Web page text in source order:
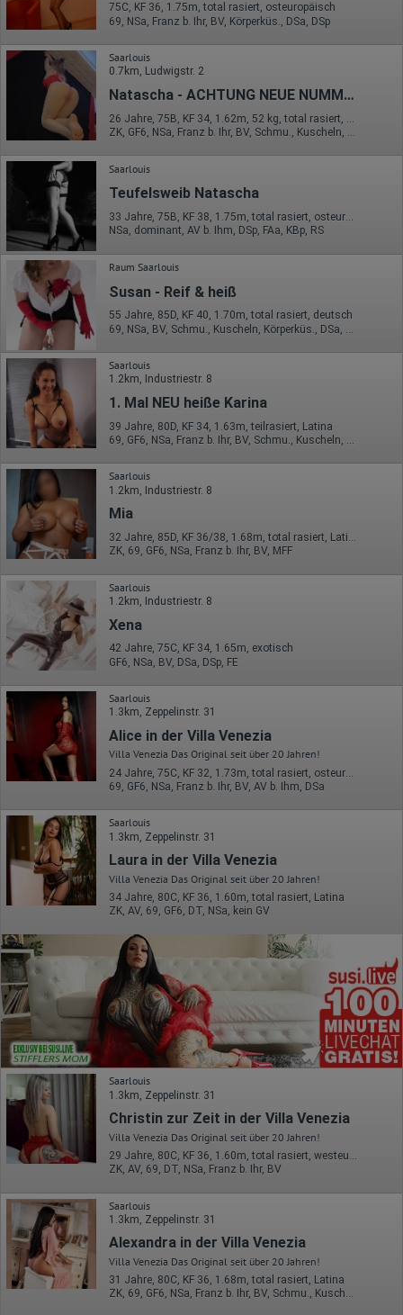
75C, KF 36, 1.75m, total rasiert, osteuropäisch
69, NSa, Franz b. Ihr, BV, Körperküs., DSa, DSp
Saarlouis
0.7km, Ludwigstr. 2
Natascha - ACHTUNG NEUE NUMMER!
ZK, GF6, NSa, Franz b. Ihr, BV, Schmu., Kuscheln, Körperküs.
Saarlouis
Teufelsweib Natascha
33 Jahre, 75B, KF 38, 1.75m, total rasiert, osteuropäisch
NSa, dominant, AV b. Ihm, DSp, FAa, KBp, RS
Raum Saarlouis
Susan - Reif & heiß
55 Jahre, 85D, KF 40, 1.70m, total rasiert, deutsch
Saarlouis
1.2km, Industriestr. 8
1. Mal NEU heiße Karina
39 Jahre, 80D, KF 34, 1.63m, teilrasiert, Latina
69, GF6, NSa, Franz b. Ihr, BV, Schmu., Kuscheln, Körperküs.
Saarlouis
1.2km, Industriestr. 8
Mia
32 Jahre, 85D, KF 36/38, 1.68m, total rasiert, Latina
ZK, 69, GF6, NSa, Franz b. Ihr, BV, MFF
Saarlouis
1.2km, Industriestr. 8
Xena
42 Jahre, 75C, KF 34, 1.65m, exotisch
GF6, NSa, BV, DSa, DSp, FE
Saarlouis
1.3km, Zeppelinstr. 31
Alice in der Villa Venezia
Villa Venezia Das Original seit über 20 Jahren!
69, GF6, NSa, Franz b. Ihr, BV, AV b. Ihm, DSa
Saarlouis
1.3km, Zeppelinstr. 31
Laura in der Villa Venezia
Villa Venezia Das Original seit über 20 Jahren!
34 Jahre, 80C, KF 36, 1.60m, total rasiert, Latina
ZK, AV, 69, GF6, DT, NSa, kein GV
Saarlouis
1.3km, Zeppelinstr. 31
Christin zur Zeit in der Villa Venezia
Villa Venezia Das Original seit über 20 Jahren!
29 Jahre, 80C, KF 36, 1.60m, total rasiert, westeuropäisch
ZK, AV, 69, DT, NSa, Franz b. Ihr, BV
Saarlouis
1.3km, Zeppelinstr. 31
Alexandra in der Villa Venezia
Villa Venezia Das Original seit über 20 Jahren!
31 Jahre, 80C, KF 36, 1.68m, total rasiert, Latina
ZK, 69, GF6, NSa, Franz b. Ihr, BV, Schmu., Kuscheln